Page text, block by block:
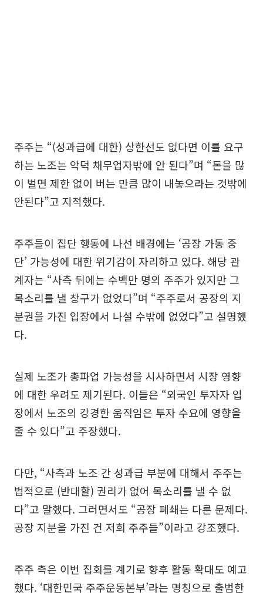
주주는 “(성과급에 대한) 상한선도 없다면 이를 요구
하는 노조는 악덕 채무업자밖에 안 된다”며 “돈을 많
이 벌면 제한 없이 버는 만큼 많이 내놓으라는 것밖에
안된다”고 지적했다.
주주들이 집단 행동에 나선 배경에는 ‘공장 가동 중
단’ 가능성에 대한 위기감이 자리하고 있다. 해당 관
계자는 “사측 뒤에는 수백만 명의 주주가 있지만 그
목소리를 낼 창구가 없었다”며 “주주로서 공장의 지
분권을 가진 입장에서 나설 수밖에 없었다”고 설명했
다.
실제 노조가 총파업 가능성을 시사하면서 시장 영향
에 대한 우려도 제기된다. 이들은 “외국인 투자자 입
장에서 노조의 강경한 움직임은 투자 수요에 영향을
줄 수 있다”고 주장했다.
다만, “사측과 노조 간 성과급 부분에 대해서 주주는
법적으로 (반대할) 권리가 없어 목소리를 낼 수 없
다”고 말했다. 그러면서도 “공장 폐쇄는 다른 문제다.
공장 지분을 가진 건 저희 주주들”이라고 강조했다.
주주 측은 이번 집회를 계기로 향후 활동 확대도 예고
했다. ‘대한민국 주주운동본부’라는 명칭으로 출범한